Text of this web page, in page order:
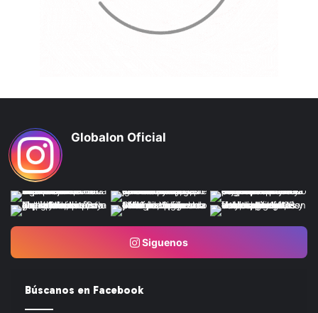
Globalon Oficial
Siguenos
Búscanos en Facebook